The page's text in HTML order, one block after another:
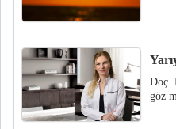
Doç.
göz